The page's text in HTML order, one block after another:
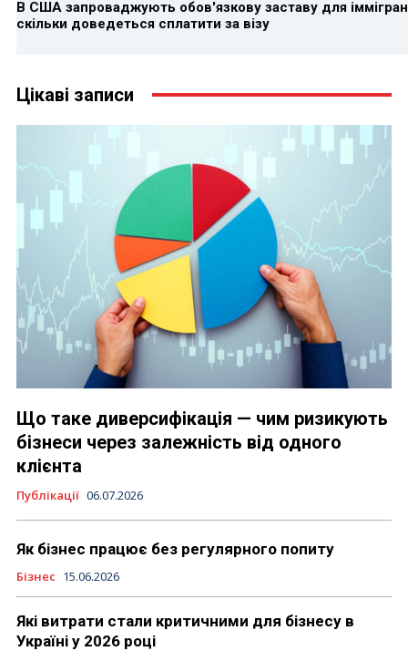
В США запроваджують обов'язкову заставу для
скільки доведеться сплатити за візу
Цікаві записи
Що таке диверсифікація — чим ризикують
бізнеси через залежність від одного
клієнта
Публікації 06.07.2026
Як бізнес працює без регулярного попиту
Бізнес 15.06.2026
Які витрати стали критичними для бізнесу в
Україні у 2026 році